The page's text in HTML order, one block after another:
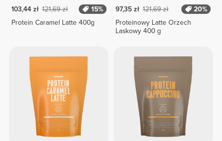
103,44 zł 121,69 zł
15%
Protein Caramel Latte 400g
97,35 zł 121,69 zł
20%
Proteinowy Latte Orzech
Laskowy 400 g